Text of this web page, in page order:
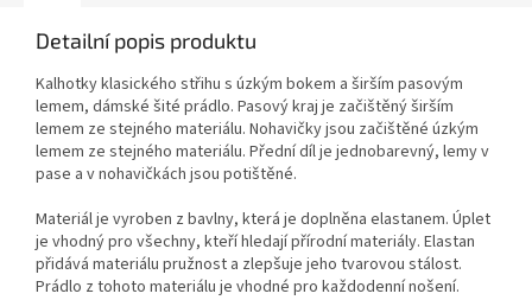
Detailní popis produktu
Kalhotky klasického střihu s úzkým bokem a širším pasovým
lemem, dámské šité prádlo. Pasový kraj je začištěný širším
lemem ze stejného materiálu. Nohavičky jsou začištěné úzkým
lemem ze stejného materiálu. Přední díl je jednobarevný, lemy v
pase a v nohavičkách jsou potištěné.
Materiál je vyroben z bavlny, která je doplněna elastanem. Úplet
je vhodný pro všechny, kteří hledají přírodní materiály. Elastan
přidává materiálu pružnost a zlepšuje jeho tvarovou stálost.
Prádlo z tohoto materiálu je vhodné pro každodenní nošení.